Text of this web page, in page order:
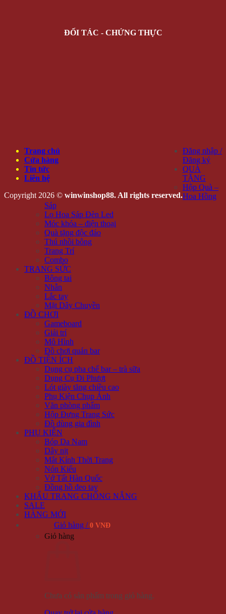
ĐỐI TÁC - CHỨNG THỰC
Trang chủ
Cửa hàng
Tin tức
Liên hệ
Copyright 2026 © winwinshop88. All rights reserved.
Đăng nhập /
Đăng ký
QUÀ
TẶNG
Hộp Quà –
Hoa Hồng
Sáp
Lọ Hoa Sáp Đèn Led
Móc khóa – điện thoại
Quà tặng độc đáo
Thú nhồi bông
Trang Trí
Combo
TRANG SỨC
Bông tai
Nhẫn
Lắc tay
Mặt Dây Chuyền
ĐỒ CHƠI
Gameboard
Giải trí
Mô Hình
Đồ chơi quán bar
ĐỒ TIỆN ÍCH
Dụng cụ pha chế bar – trà sữa
Dụng Cụ Đi Phượt
Lót giày tăng chiều cao
Phụ Kiện Chụp Ảnh
Văn phòng phẩm
Hộp Đựng Trang Sức
Đồ dùng gia đình
PHỤ KIỆN
Bóp Da Nam
Dây nịt
Mắt Kính Thời Trang
Nón Kiểu
Vớ Tất Hàn Quốc
Đồng hồ đeo tay
KHẨU TRANG CHỐNG NẮNG
SALE
HÀNG MỚI
Giỏ hàng / 0 VNĐ
Giỏ hàng
Chưa có sản phẩm trong giỏ hàng.